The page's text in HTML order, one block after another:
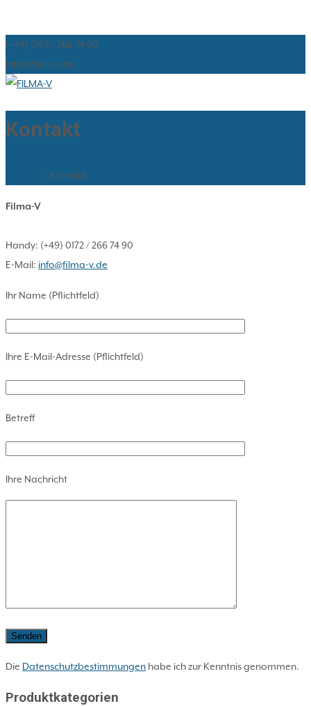
(+49) 0172 / 266 74 90
info@filma-v.de
Kontakt
> Kontakt
Filma-V
Handy: (+49) 0172 / 266 74 90
E-Mail: info@filma-v.de
Ihr Name (Pflichtfeld)
Ihre E-Mail-Adresse (Pflichtfeld)
Betreff
Ihre Nachricht
Die Datenschutzbestimmungen habe ich zur Kenntnis genommen.
Produktkategorien